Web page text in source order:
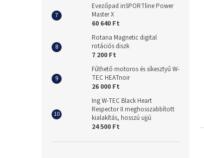
Evezőpad inSPORTline Power
Master X
60 640 Ft
Rotana Magnetic digital
rotációs diszk
7 200 Ft
Fűthető motoros és síkesztyű W-
TEC HEATnoir
26 000 Ft
Ing W-TEC Black Heart
Respector II meghosszabbított
kialakítás, hosszú ujjú
24 500 Ft